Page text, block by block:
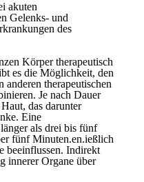
akuten
Gelenks- und
des
Körper therapeutisch
es die Möglichkeit, den
therapeutischen
Je nach Dauer
das darunter
Eine
als drei bis fünf
fünf Minuten.en.ießlich
beeinflussen. Indirekt
innerer Organe über